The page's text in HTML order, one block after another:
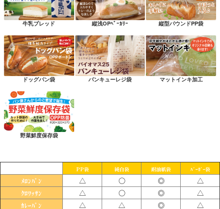
牛乳ブレッド 縦浅OPﾍﾞｰｶﾘｰ 縦型パウンドPP袋
ドッグパン袋 パンキューレジ袋 マットインキ加工
野菜鮮度保存袋
PP袋 純白袋 耐油紙袋 ﾊﾞｰｶﾞｰ袋
ﾒﾛﾝﾊﾟﾝ △ 〇 ◎ △
ｸﾛﾜｯｻﾝ △ 〇 ◎ △
ｶﾚｰﾊﾟﾝ △ △ ◎ △